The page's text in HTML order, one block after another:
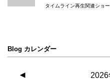
タイムライン再生関連ショ
Blog カレンダー
2026
◀